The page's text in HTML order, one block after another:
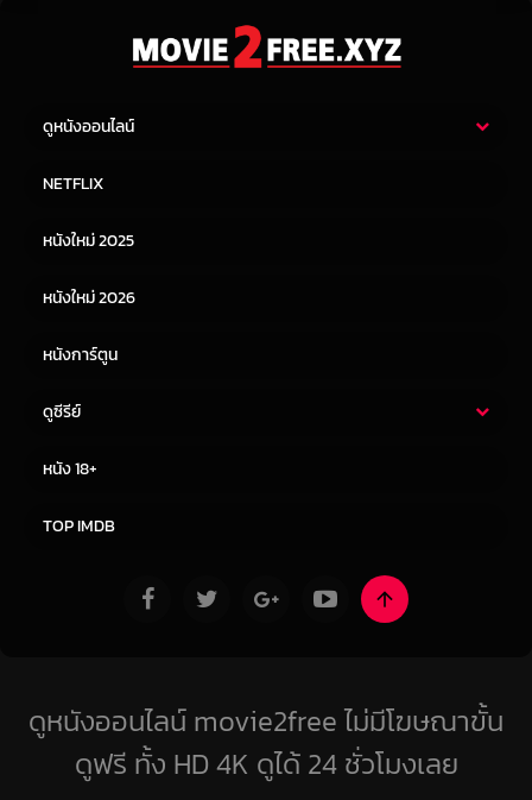
ดูหนังออนไลน์
หนังจีน
NETFLIX
หนังใหม่ 2025
หนังใหม่ 2026
หนังการ์ตูน
ดูซีรีย์
หนัง 18+
TOP IMDB
ดูหนังออนไลน์ movie2free ไม่มีโฆษณาขั้น
ดูฟรี ทั้ง HD 4K ดูได้ 24 ชั่วโมงเลย